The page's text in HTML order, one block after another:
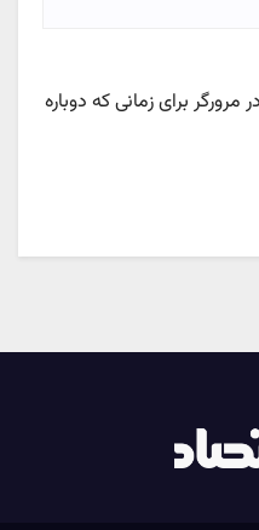
برای زمانی که دوباره